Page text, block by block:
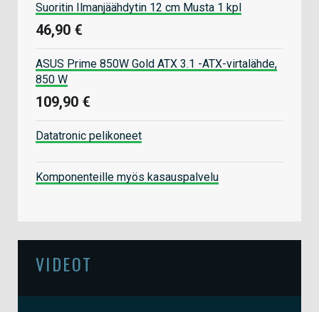
Suoritin Ilmanjäähdytin 12 cm Musta 1 kpl
46,90 €
ASUS Prime 850W Gold ATX 3.1 -ATX-virtalähde,
850 W
109,90 €
Datatronic pelikoneet
Komponenteille myös kasauspalvelu
VIDEOT